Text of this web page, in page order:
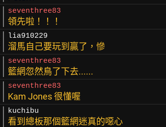
seventhree83
領先啦！！！
lia910229
溜馬自己要玩到贏了，慘
seventhree83
籃網忽然鳥了下去......
seventhree83
Kam Jones 很懂喔
kuchibu
看到總板那個籃網迷真的噁心